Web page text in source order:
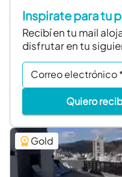
Inspirate para tu
Recibí en tu mail
disfrutar en tu
Correo electrónico
Quiero
Gold